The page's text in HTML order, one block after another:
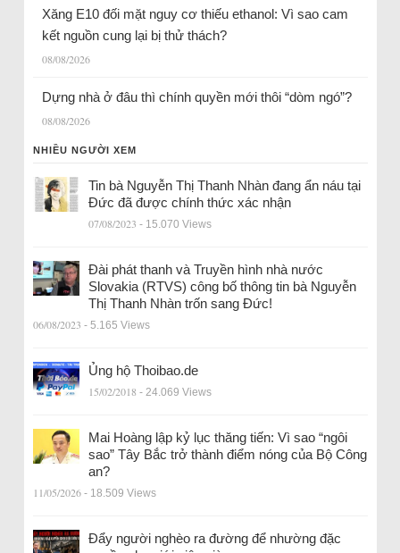
Xăng E10 đối mặt nguy cơ thiếu ethanol: Vì sao cam
kết nguồn cung lại bị thử thách?
08/08/2026
Dựng nhà ở đâu thì chính quyền mới thôi “dòm ngó”?
08/08/2026
NHIỀU NGƯỜI XEM
Tin bà Nguyễn Thị Thanh Nhàn đang ẩn náu tại
Đức đã được chính thức xác nhận
07/08/2023 - 15.070 Views
Đài phát thanh và Truyền hình nhà nước
Slovakia (RTVS) công bố thông tin bà Nguyễn
Thị Thanh Nhàn trốn sang Đức!
06/08/2023 - 5.165 Views
Ủng hộ Thoibao.de
15/02/2018 - 24.069 Views
Mai Hoàng lập kỷ lục thăng tiến: Vì sao “ngôi
sao” Tây Bắc trở thành điểm nóng của Bộ Công
an?
11/05/2026 - 18.509 Views
Đẩy người nghèo ra đường để nhường đặc